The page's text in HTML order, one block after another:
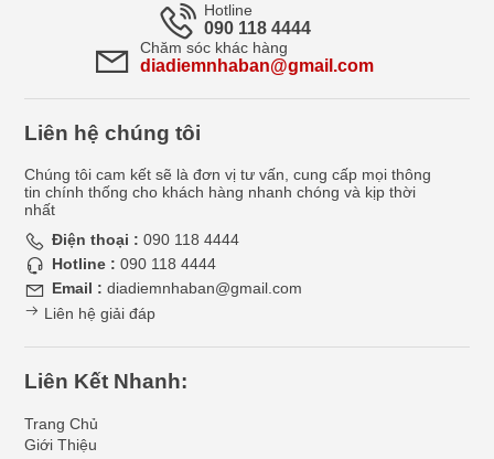
Hotline
090 118 4444
Chăm sóc khác hàng
diadiemnhaban@gmail.com
Liên hệ chúng tôi
Chúng tôi cam kết sẽ là đơn vị tư vấn, cung cấp mọi thông
tin chính thống cho khách hàng nhanh chóng và kịp thời
nhất
Điện thoại : 090 118 4444
Hotline : 090 118 4444
Email : diadiemnhaban@gmail.com
Liên hệ giải đáp
Liên Kết Nhanh:
Trang Chủ
Giới Thiệu